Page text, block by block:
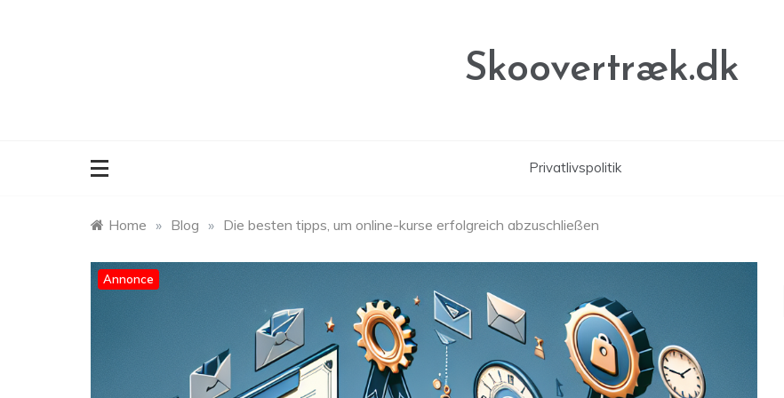
Skoovertræk.dk
Privatlivspolitik
Home » Blog » Die besten tipps, um online-kurse erfolgreich abzuschließen
Annonce